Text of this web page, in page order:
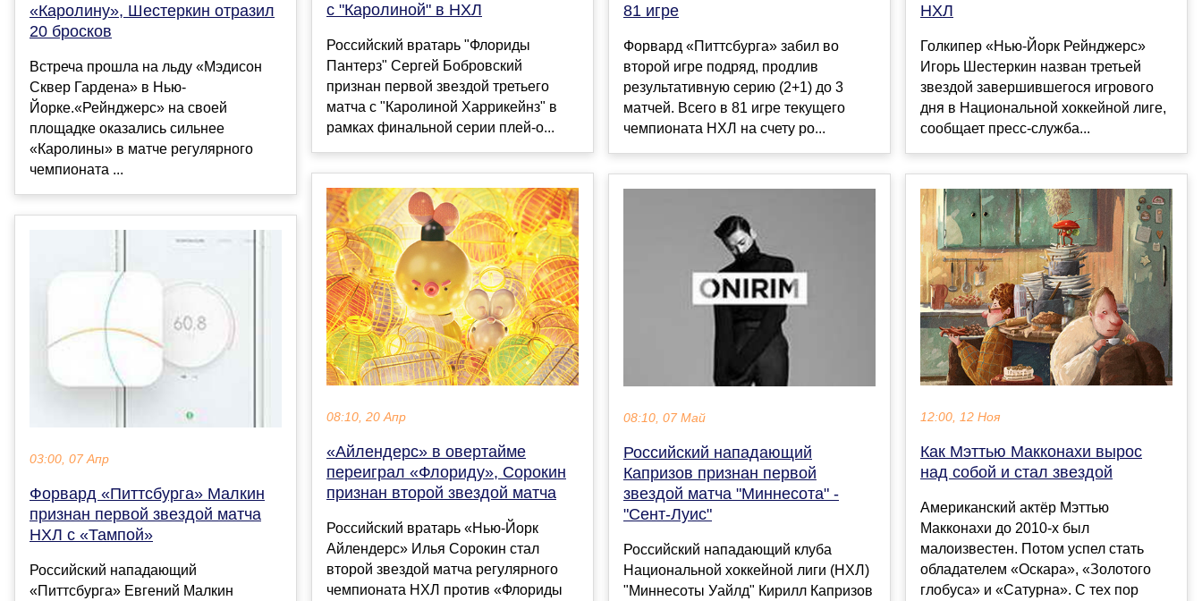
«Каролину», Шестеркин отразил
20 бросков
Встреча прошла на льду «Мэдисон
Сквер Гардена» в Нью-
Йорке.«Рейнджерс» на своей
площадке оказались сильнее
«Каролины» в матче регулярного
чемпионата ...
03:00, 07 Апр
Форвард «Питтсбурга» Малкин
признан первой звездой матча
НХЛ с «Тампой»
Российский нападающий
«Питтсбурга» Евгений Малкин
с "Каролиной" в НХЛ
Российский вратарь "Флориды
Пантерз" Сергей Бобровский
признан первой звездой третьего
матча с "Каролиной Харрикейнз" в
рамках финальной серии плей-о...
08:10, 20 Апр
«Айлендерс» в овертайме
переиграл «Флориду», Сорокин
признан второй звездой матча
Российский вратарь «Нью-Йорк
Айлендерс» Илья Сорокин стал
второй звездой матча регулярного
чемпионата НХЛ против «Флориды
81 игре
Форвард «Питтсбурга» забил во
второй игре подряд, продлив
результативную серию (2+1) до 3
матчей. Всего в 81 игре текущего
чемпионата НХЛ на счету ро...
08:10, 07 Май
Российский нападающий
Капризов признан первой
звездой матча "Миннесота" -
"Сент-Луис"
Российский нападающий клуба
Национальной хоккейной лиги (НХЛ)
"Миннесоты Уайлд" Кирилл Капризов
НХЛ
Голкипер «Нью‑Йорк Рейнджерс»
Игорь Шестеркин назван третьей
звездой завершившегося игрового
дня в Национальной хоккейной лиге,
сообщает пресс‑служба...
12:00, 12 Ноя
Как Мэттью Макконахи вырос
над собой и стал звездой
Американский актёр Мэттью
Макконахи до 2010-х был
малоизвестен. Потом успел стать
обладателем «Оскара», «Золотого
глобуса» и «Сатурна». С тех пор